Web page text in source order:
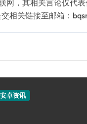
网，其相关言论仅代
相关链接至邮箱：
安卓资讯